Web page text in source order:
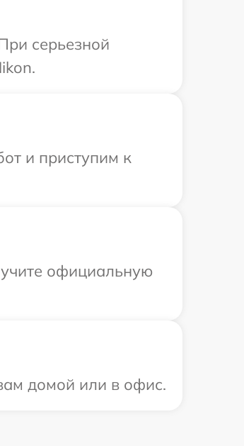
серьезной
и приступим к
официальную
домой или в офис.